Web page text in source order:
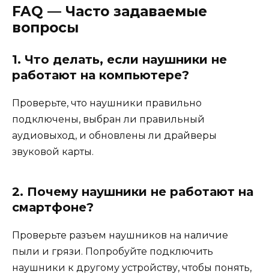
FAQ — Часто задаваемые
вопросы
1. Что делать, если наушники не
работают на компьютере?
Проверьте, что наушники правильно
подключены, выбран ли правильный
аудиовыход, и обновлены ли драйверы
звуковой карты.
2. Почему наушники не работают на
смартфоне?
Проверьте разъем наушников на наличие
пыли и грязи. Попробуйте подключить
наушники к другому устройству, чтобы понять,